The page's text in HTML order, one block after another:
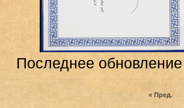
Последнее
« Пред.